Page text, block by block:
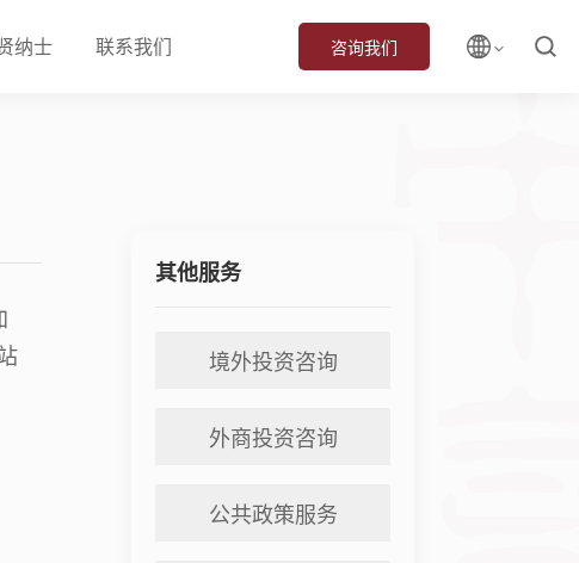
纳士 联系我们 咨询我们
其他服务
境外投资咨询
外商投资咨询
公共政策服务